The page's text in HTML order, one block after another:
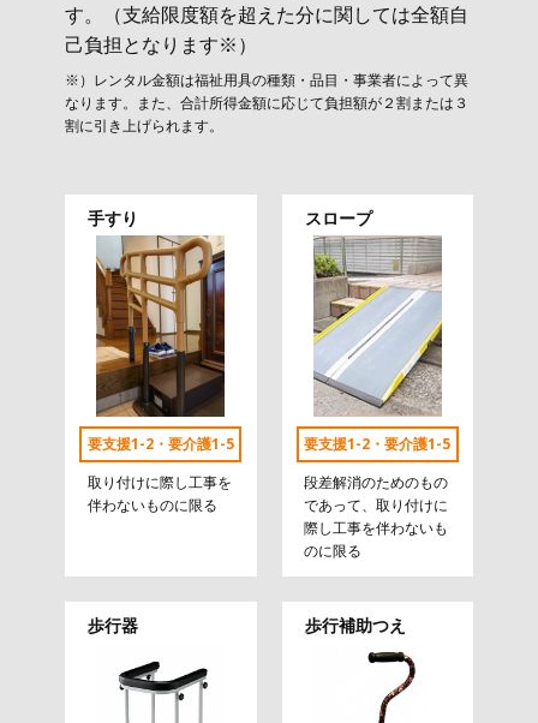
す。（支給限度額を超えた分に関しては全額自
己負担となります※）
※）レンタル金額は福祉用具の種類・品目・事業者によって異
なります。また、合計所得金額に応じて負担額が２割または３
割に引き上げられます。
手すり
要支援1-2・要介護1-5
取り付けに際し工事を
伴わないものに限る
スロープ
要支援1-2・要介護1-5
段差解消のためのもの
であって、取り付けに
際し工事を伴わないも
のに限る
歩行器 歩行補助つえ